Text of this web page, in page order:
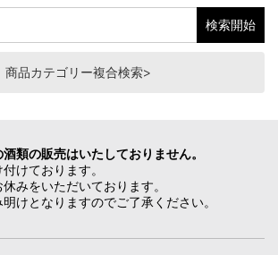
商品カテゴリー複合検索>
類の販売はいたしておりません。
けております。
みをいただいております。
けとなりますのでご了承ください。